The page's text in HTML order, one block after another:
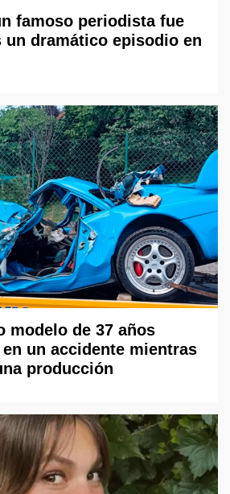
famoso periodista fue
un dramático episodio en
modelo de 37 años
un accidente mientras
producción